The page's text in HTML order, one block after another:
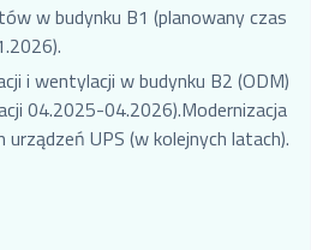
w budynku B1 (planowany czas
i wentylacji w budynku B2 (ODM)
04.2025-04.2026).Modernizacja
urządzeń UPS (w kolejnych latach).